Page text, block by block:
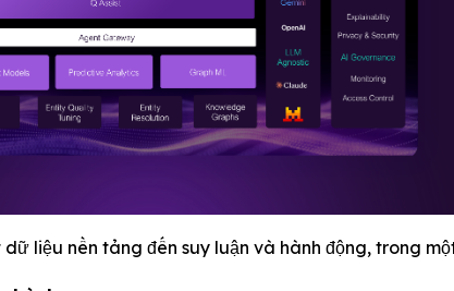
liệu nền tảng đến suy luận và hành động, trong